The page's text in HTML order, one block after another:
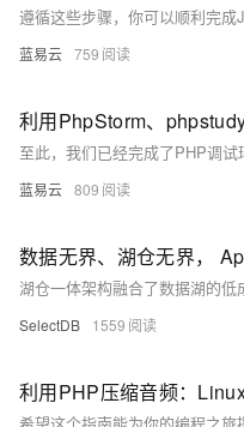
蓝易云 759
蓝易云 809
SelectDB 1559
利用PHP压缩音频：